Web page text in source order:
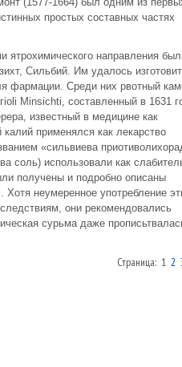
простых составных частях
направления
Сильбий. Им удалось
фармации. Среди них рвотный
Мinsiсhti, составленный в 1631
известный в медицине как
применялся как лекарство
«сильвиева
соль) использовали как
получены и подробно описаны
неумеренное употребление
они рекомендовались
сурьма даже
Страница: 1 2